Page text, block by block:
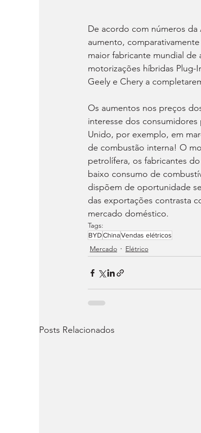
De acordo com números da
aumento,
maior fabricante mundial de
motorizações híbridas
Geely e Chery a
Os aumentos nos preços
interesse dos
Unido, por exemplo, em
de combustão interna! O
petrolífera, os fabricantes
baixo consumo de
dispõem de oportunidade
das exportações contrasta
mercado doméstico.
Tags:
BYDChinaVendas elétricos
Mercado Elétrico
Posts Relacionados